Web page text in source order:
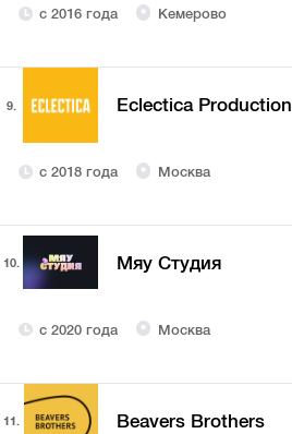
с 2016 года Кемерово
9. Eclectica Production
с 2018 года Москва
10. Мяу Студия
с 2020 года Москва
11. Beavers Brothers